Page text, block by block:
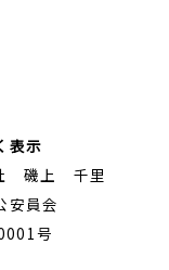
表示
磯上 千里
安員会
号